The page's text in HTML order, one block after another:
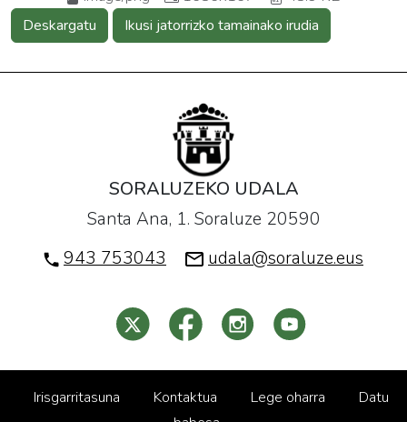
Deskargatu Ikusi jatorrizko tamainako irudia
SORALUZEKO UDALA
Santa Ana, 1. Soraluze 20590
943 753043
udala@soraluze.eus
Irisgarritasuna Kontaktua Lege oharra
Datu